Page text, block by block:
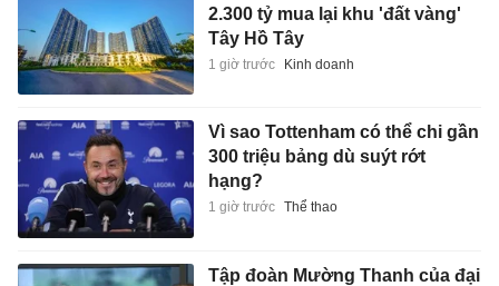
2.300 tỷ mua lại khu 'đất vàng'
Tây Hồ Tây
1 giờ trước Kinh doanh
Vì sao Tottenham có thể chi gần
300 triệu bảng dù suýt rớt
hạng?
1 giờ trước Thể thao
Tập đoàn Mường Thanh của đại